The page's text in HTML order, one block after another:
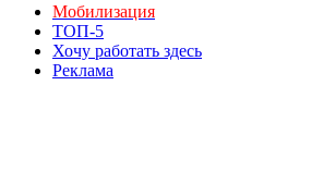
Мобилизация
ТОП-5
Хочу работать здесь
Реклама